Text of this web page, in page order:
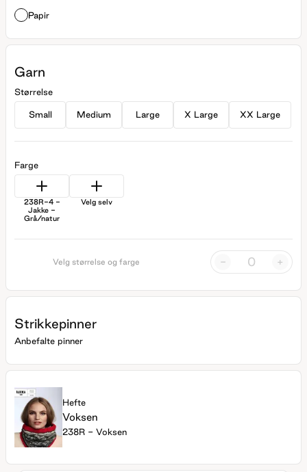
Papir
Garn
Størrelse
Small Medium Large X Large XX Large
Farge
238R-4 -
Jakke -
Grå/natur
Velg selv
Velg størrelse og farge - +
Strikkepinner
Anbefalte pinner
Hefte
Voksen
238R - Voksen